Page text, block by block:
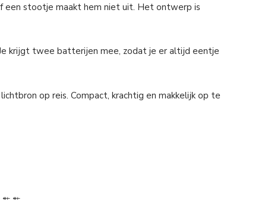
een stootje maakt hem niet uit. Het ontwerp is
krijgt twee batterijen mee, zodat je er altijd eentje
op reis. Compact, krachtig en makkelijk op te
⬴ ⬴